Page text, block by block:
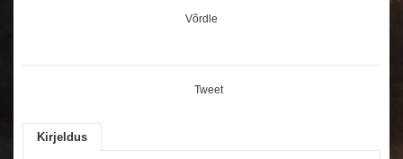
Võrdle
Tweet
Kirjeldus